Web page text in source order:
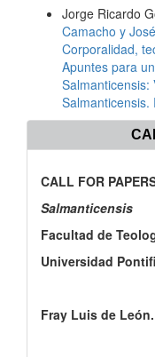
Jorge Ricardo
Camacho y
Corporalidad,
Apuntes para
Salmanticensis:
Salmanticensis.
CALL FOR
Salmanticensis
Facultad de
Universidad
Fray Luis de